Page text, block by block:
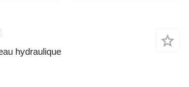
hydraulique